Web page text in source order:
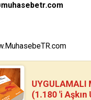
UYGULAMALI
(1.180 'i Aşkın